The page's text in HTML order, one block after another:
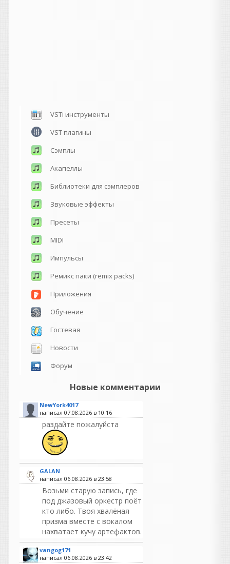
VSTi инструменты
VST плагины
Сэмплы
Акапеллы
Библиотеки для сэмплеров
Звуковые эффекты
Пресеты
MIDI
Импульсы
Ремикс паки (remix packs)
Приложения
Обучение
Гостевая
Новости
Форум
Новые комментарии
NewYork4017
написал 07.08.2026 в 10:16
раздайте пожалуйста
GALAN
написал 06.08.2026 в 23:58
Возьми старую запись, где
под джазовый оркестр поёт
кто либо. Твоя хвалёная
призма вместе с вокалом
нахватает кучу артефактов.
vangog171
написал 06.08.2026 в 23:42